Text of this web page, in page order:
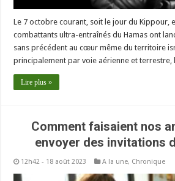
Le 7 octobre courant, soit le jour du Kippour,
combattants ultra-entraînés du Hamas ont
sans précédent au cœur même du territoire
principalement par voie aérienne et terrestre,
Lire plus »
Comment faisaient nos
envoyer des invitations
12h42 - 18 août 2023 A la une, Chronique